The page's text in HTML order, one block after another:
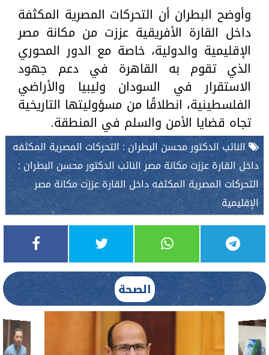
وأوضح البطران أن التحركات المصرية المكثفة
داخل القارة الأفريقية عززت من مكانة مصر
الإقليمية والدولية، خاصة مع الدور المحوري
الذي تقوم به القاهرة في دعم جهود
الاستقرار في السودان وليبيا والأراضي
الفلسطينية، انطلاقًا من مسؤوليتها التاريخية
تجاه قضايا الأمن والسلم في المنطقة.
النائب الدكتور محسن البطران : التحركات المصرية المكثفه
داخل القارة عززت مكانة مصر النائب الدكتور محسن البطران :
التحركات المصرية المكثفه داخل القارة عززت مكانة مصر
الإقليمية
الصحة